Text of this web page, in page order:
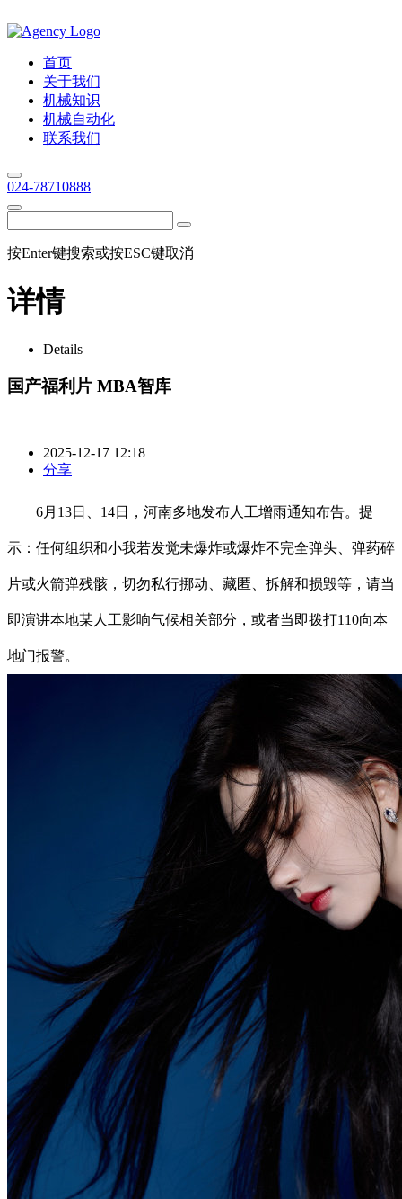
首页
关于我们
机械知识
机械自动化
联系我们
024-78710888
按Enter键搜索或按ESC键取消
详情
Details
国产福利片 MBA智库
2025-12-17 12:18
分享
6月13日、14日，河南多地发布人工增雨通知布告。提
示：任何组织和小我若发觉未爆炸或爆炸不完全弹头、弹药碎
片或火箭弹残骸，切勿私行挪动、藏匿、拆解和损毁等，请当
即演讲本地某人工影响气候相关部分，或者当即拨打110向本
地门报警。